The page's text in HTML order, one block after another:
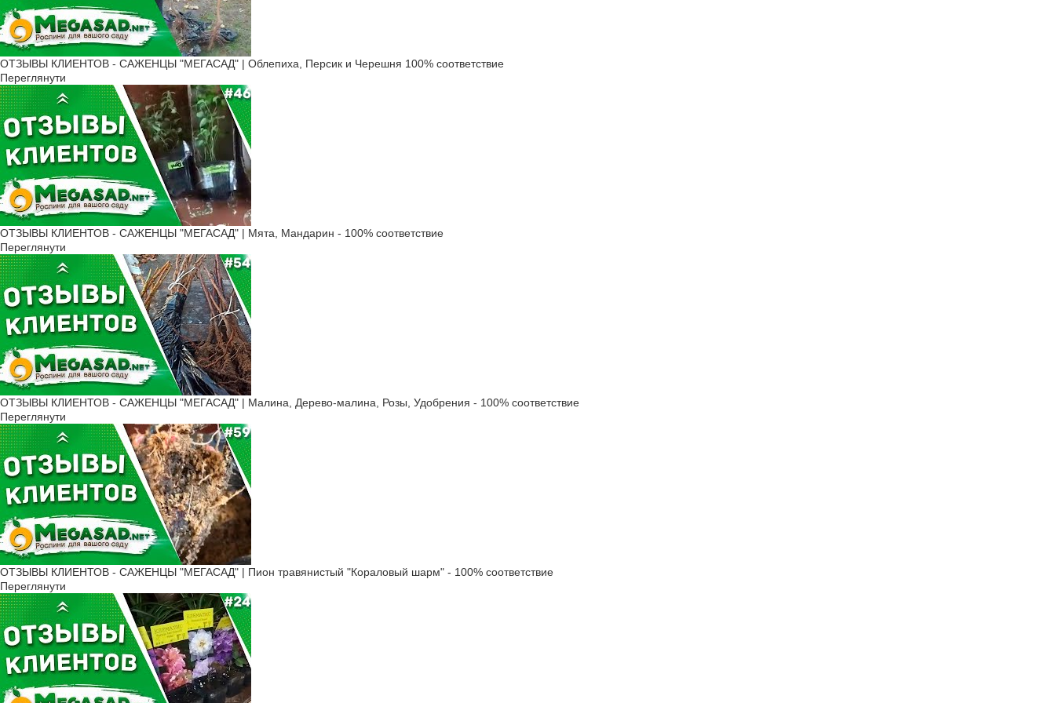
ОТЗЫВЫ КЛИЕНТОВ - САЖЕНЦЫ "МЕГАСАД" | Облепиха, Персик и Черешня 100% соответствие
Переглянути
ОТЗЫВЫ КЛИЕНТОВ - САЖЕНЦЫ "МЕГАСАД" | Мята, Мандарин - 100% соответствие
Переглянути
ОТЗЫВЫ КЛИЕНТОВ - САЖЕНЦЫ "МЕГАСАД" | Малина, Дерево-малина, Розы, Удобрения - 100% соответствие
Переглянути
ОТЗЫВЫ КЛИЕНТОВ - САЖЕНЦЫ "МЕГАСАД" | Пион травянистый "Кораловый шарм" - 100% соответствие
Переглянути